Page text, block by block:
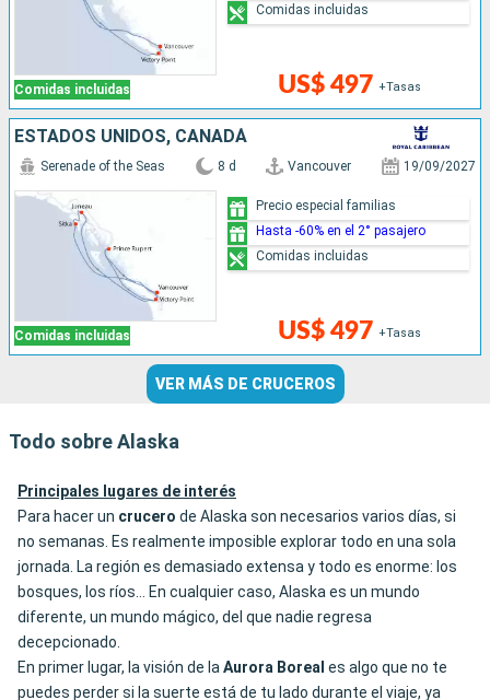
Comidas incluidas US$ 497 +Tasas
Comidas incluidas
ESTADOS UNIDOS, CANADÁ
Comidas incluidas
Serenade of the Seas 8 d Vancouver 19/09/2027
US$ 497 +Tasas
Precio especial familias
Hasta -60% en el 2° pasajero
Comidas incluidas
VER MÁS DE CRUCEROS
Todo sobre Alaska
Principales lugares de interés
Para hacer un crucero de Alaska son necesarios varios días, si
no semanas. Es realmente imposible explorar todo en una sola
jornada. La región es demasiado extensa y todo es enorme: los
bosques, los ríos… En cualquier caso, Alaska es un mundo
diferente, un mundo mágico, del que nadie regresa
decepcionado.
En primer lugar, la visión de laAurora Boreal es algo que no te
puedes perder si la suerte está de tu lado durante el viaje, ya